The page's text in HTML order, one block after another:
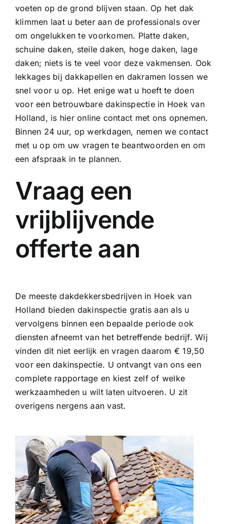
voeten op de grond blijven staan. Op het dak
klimmen laat u beter aan de professionals over
om ongelukken te voorkomen. Platte daken,
schuine daken, steile daken, hoge daken, lage
daken; niets is te veel voor deze vakmensen. Ook
lekkages bij dakkapellen en dakramen lossen we
snel voor u op. Het enige wat u hoeft te doen
voor een betrouwbare dakinspectie in Hoek van
Holland, is hier online contact met ons opnemen.
Binnen 24 uur, op werkdagen, nemen we contact
met u op om uw vragen te beantwoorden en om
een afspraak in te plannen.
Vraag een
vrijblijvende
offerte aan
De meeste dakdekkersbedrijven in Hoek van
Holland bieden dakinspectie gratis aan als u
vervolgens binnen een bepaalde periode ook
diensten afneemt van het betreffende bedrijf. Wij
vinden dit niet eerlijk en vragen daarom € 19,50
voor een dakinspectie. U ontvangt van ons een
complete rapportage en kiest zelf of welke
werkzaamheden u wilt laten uitvoeren. U zit
overigens nergens aan vast.